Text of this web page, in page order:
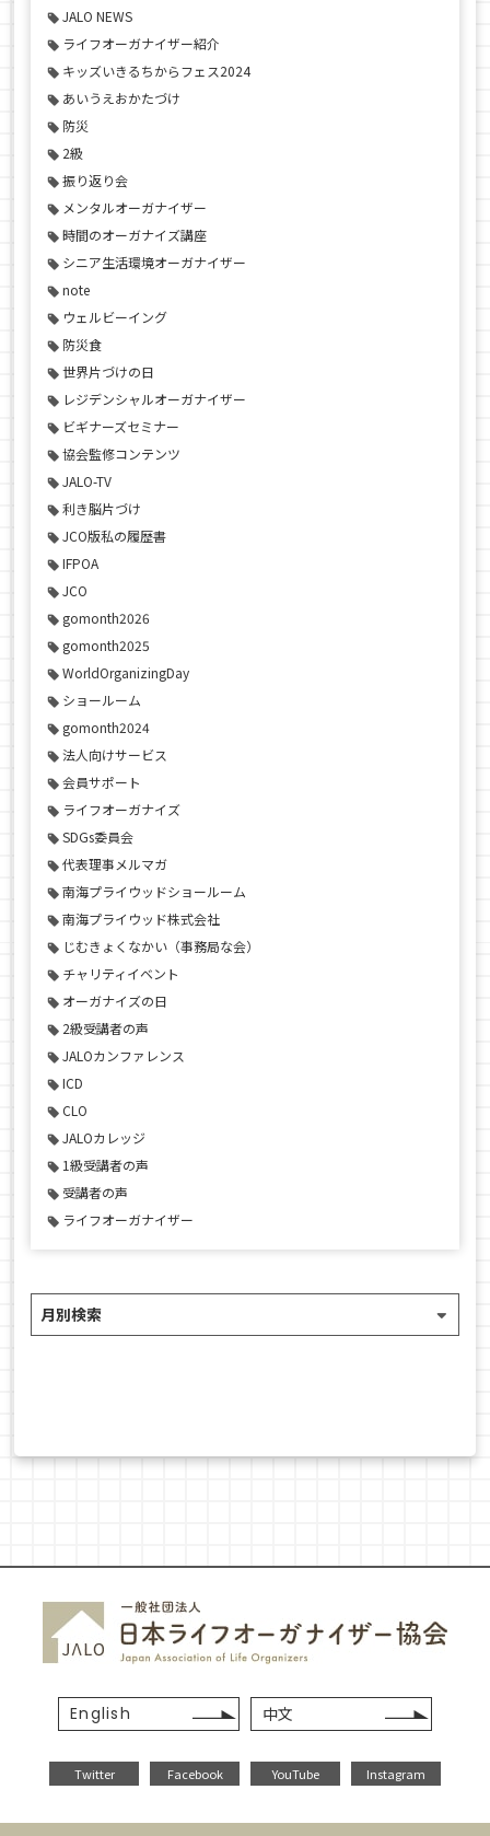
JALO NEWS
ライフオーガナイザー紹介
キッズいきるちからフェス2024
あいうえおかたづけ
防災
2級
振り返り会
メンタルオーガナイザー
時間のオーガナイズ講座
シニア生活環境オーガナイザー
note
ウェルビーイング
防災食
世界片づけの日
レジデンシャルオーガナイザー
ビギナーズセミナー
協会監修コンテンツ
JALO-TV
利き脳片づけ
JCO版私の履歴書
IFPOA
JCO
gomonth2026
gomonth2025
WorldOrganizingDay
ショールーム
gomonth2024
法人向けサービス
会員サポート
ライフオーガナイズ
SDGs委員会
代表理事メルマガ
南海プライウッドショールーム
南海プライウッド株式会社
じむきょくなかい（事務局な会）
チャリティイベント
オーガナイズの日
2級受講者の声
JALOカンファレンス
ICD
CLO
JALOカレッジ
1級受講者の声
受講者の声
ライフオーガナイザー
English 中文
Twitter Facebook YouTube Instagram